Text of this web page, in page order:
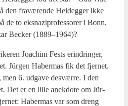
den fra­væ­ren­de Hei­deg­ger ikke
de to eks­na­zi­pro­fes­so­rer i Bonn,
Beck­er (1889–1964)?
Joa­chim Fests erin­drin­ger,
Jür­gen Haber­mas fik det fjer­net.
6. udga­ve desvær­re. I den
Det er en lil­le anek­do­te om Jür­
Haber­mas var som dreng